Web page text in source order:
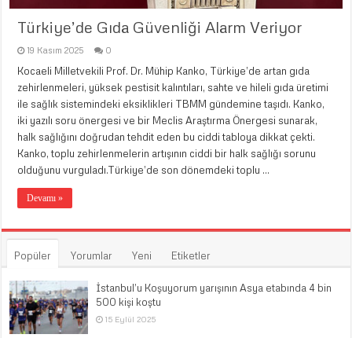
Türkiye’de Gıda Güvenliği Alarm Veriyor
19 Kasım 2025 0
Kocaeli Milletvekili Prof. Dr. Mühip Kanko, Türkiye’de artan gıda
zehirlenmeleri, yüksek pestisit kalıntıları, sahte ve hileli gıda üretimi
ile sağlık sistemindeki eksiklikleri TBMM gündemine taşıdı. Kanko,
iki yazılı soru önergesi ve bir Meclis Araştırma Önergesi sunarak,
halk sağlığını doğrudan tehdit eden bu ciddi tabloya dikkat çekti.
Kanko, toplu zehirlenmelerin artışının ciddi bir halk sağlığı sorunu
olduğunu vurguladı.Türkiye’de son dönemdeki toplu …
Devamı »
Popüler Yorumlar Yeni Etiketler
İstanbul’u Koşuyorum yarışının Asya etabında 4 bin
500 kişi koştu
15 Eylül 2025